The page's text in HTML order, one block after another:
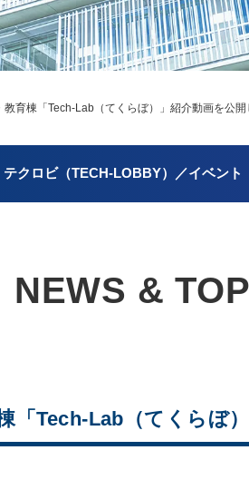
育棟「Tech-Lab（てくらぼ）」紹介動画を公開
テクロビ（TECH-LOBBY）／イベント
NEWS &
「Tech-Lab（てくらぼ